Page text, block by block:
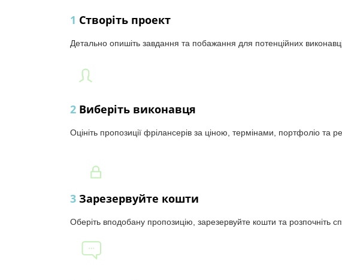
1 Створіть проект
Детально опишіть завдання та побажання для потенційних
2 Виберіть виконавця
Оцініть пропозиції фрілансерів за ціною, термінами, портфоліо та
3 Зарезервуйте кошти
Оберіть вподобану пропозицію, зарезервуйте кошти та розпочніть